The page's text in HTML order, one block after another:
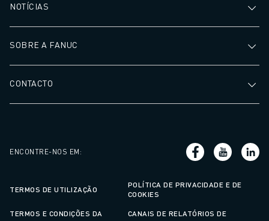
NOTÍCIAS
SOBRE A FANUC
CONTACTO
ENCONTRE-NOS EM :
TERMOS DE UTILIZAÇÃO
POLÍTICA DE PRIVACIDADE E DE
COOKIES
TERMOS E CONDIÇÕES DA
CANAIS DE RELATÓRIOS DE